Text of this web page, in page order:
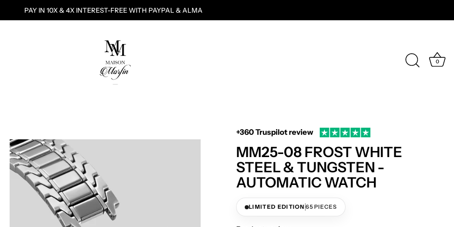
PAY IN 10X & 4X INTEREST-FREE WITH PAYPAL & ALMA
0
+360 Truspilot review
MM25-08 FROST WHITE
STEEL & TUNGSTEN -
AUTOMATIC WATCH
LIMITED EDITION 65 PIECES